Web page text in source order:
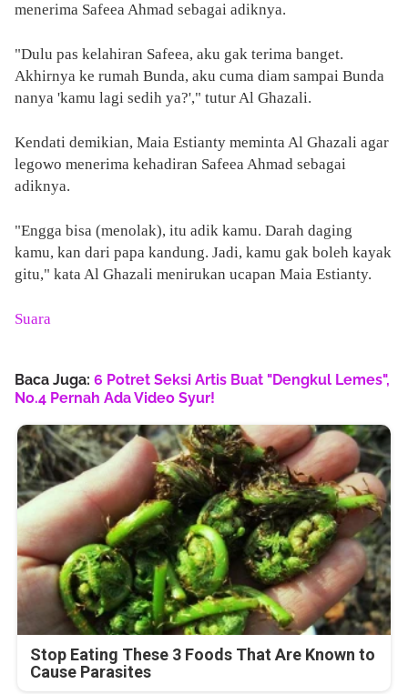
menerima Safeea Ahmad sebagai adiknya.
"Dulu pas kelahiran Safeea, aku gak terima banget.
Akhirnya ke rumah Bunda, aku cuma diam sampai Bunda
nanya 'kamu lagi sedih ya?'," tutur Al Ghazali.
Kendati demikian, Maia Estianty meminta Al Ghazali agar
legowo menerima kehadiran Safeea Ahmad sebagai
adiknya.
"Engga bisa (menolak), itu adik kamu. Darah daging
kamu, kan dari papa kandung. Jadi, kamu gak boleh kayak
gitu," kata Al Ghazali menirukan ucapan Maia Estianty.
Suara
Baca Juga: 6 Potret Seksi Artis Buat "Dengkul Lemes",
No.4 Pernah Ada Video Syur!
Stop Eating These 3 Foods That Are Known to
Cause Parasites